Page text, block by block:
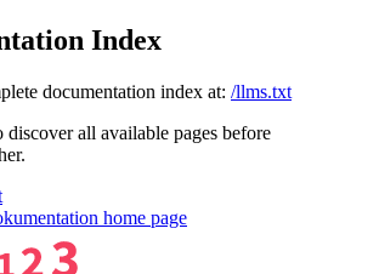
Index
documentation index at: /llms.txt
discover all available pages before
home page